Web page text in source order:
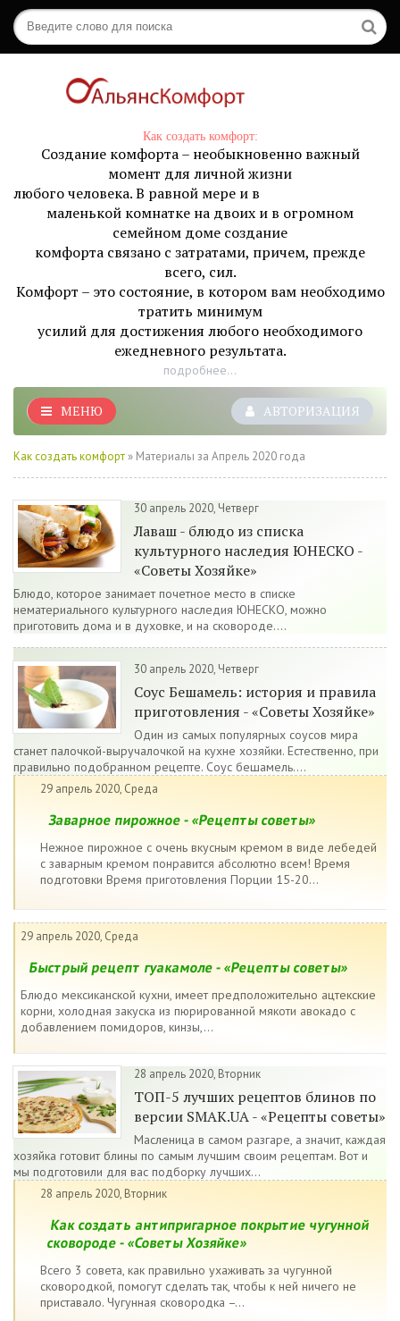
Как создать комфорт:
Создание комфорта – необыкновенно важный
момент для личной жизни
любого человека. В равной мере и в
маленькой комнатке на двоих и в огромном
семейном доме создание
комфорта связано с затратами, причем, прежде
всего, сил.
Комфорт – это состояние, в котором вам необходимо
тратить минимум
усилий для достижения любого необходимого
ежедневного результата.
подробнее...
АВТОРИЗАЦИЯ
МЕНЮ
Как создать комфорт » Материалы за Апрель 2020 года
30 апрель 2020, Четверг
Лаваш - блюдо из списка
культурного наследия ЮНЕСКО -
«Советы Хозяйке»
Блюдо, которое занимает почетное место в списке
нематериального культурного наследия ЮНЕСКО, можно
приготовить дома и в духовке, и на сковороде....
30 апрель 2020, Четверг
Соус Бешамель: история и правила
приготовления - «Советы Хозяйке»
Один из самых популярных соусов мира
станет палочкой-выручалочкой на кухне хозяйки. Естественно, при
правильно подобранном рецепте. Соус бешамель....
29 апрель 2020, Среда
Заварное пирожное - «Рецепты советы»
Нежное пирожное с очень вкусным кремом в виде лебедей
с заварным кремом понравится абсолютно всем! Время
подготовки Время приготовления Порции 15-20...
29 апрель 2020, Среда
Быстрый рецепт гуакамоле - «Рецепты советы»
Блюдо мексиканской кухни, имеет предположительно ацтекские
корни, холодная закуска из пюрированной мякоти авокадо с
добавлением помидоров, кинзы,...
28 апрель 2020, Вторник
ТОП-5 лучших рецептов блинов по
версии SMAK.UA - «Рецепты советы»
Масленица в самом разгаре, а значит, каждая
хозяйка готовит блины по самым лучшим своим рецептам. Вот и
мы подготовили для вас подборку лучших...
28 апрель 2020, Вторник
Как создать антипригарное покрытие чугунной
сковороде - «Советы Хозяйке»
Всего 3 совета, как правильно ухаживать за чугунной
сковородкой, помогут сделать так, чтобы к ней ничего не
приставало. Чугунная сковородка –...